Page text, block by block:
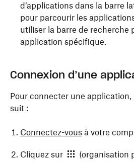
d’applications dans la barre
pour parcourir les
utiliser la barre de recherche
application spécifique.
Connexion d’une
Pour connecter une
suit :
Connectez-vous à votre
Cliquez sur
(organisation